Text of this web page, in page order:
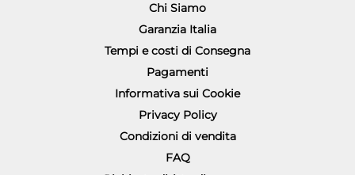
Chi Siamo
Garanzia Italia
Tempi e costi di Consegna
Pagamenti
Informativa sui Cookie
Privacy Policy
Condizioni di vendita
FAQ